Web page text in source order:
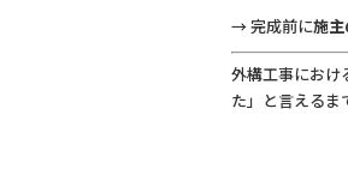
→ 完成前に施
外構工事におけ
た」と言えるま